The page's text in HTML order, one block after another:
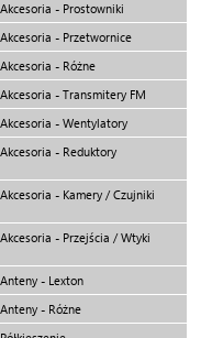
- Prostowniki
- Przetwornice
- Różne
- Transmitery FM
- Wentylatory
- Reduktory
- Kamery / Czujniki
- Przejścia / Wtyki
- Lexton
- Różne